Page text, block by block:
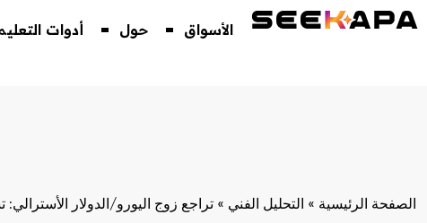
الأسواق حول أدوات
الصفحة الرئيسية » التحليل الفني » تراجع زوج اليورو/الدولار